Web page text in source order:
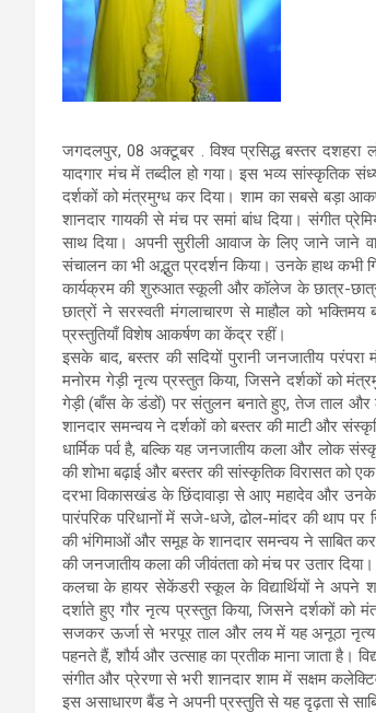
जगदलपुर, 08 अक्टूबर . विश्व प्रसिद्ध बस्तर
यादगार मंच में तब्दील हो गया। इस भव्य सांस्कृतिक
दर्शकों को मंत्रमुग्ध कर दिया। शाम का सबसे बड़ा
शानदार गायकी से मंच पर समां बांध दिया। संगीत
साथ दिया। अपनी सुरीली आवाज के लिए जाने जाने
संचालन का भी अद्भुत प्रदर्शन किया। उनके हाथ
कार्यक्रम की शुरुआत स्कूली और कॉलेज के छात्र-
छात्रों ने सरस्वती मंगलाचारण से माहौल को
प्रस्तुतियाँ विशेष आकर्षण का केंद्र रहीं।
इसके बाद, बस्तर की सदियों पुरानी जनजातीय
मनोरम गेड़ी नृत्य प्रस्तुत किया, जिसने दर्शकों को
गेड़ी (बाँस के डंडों) पर संतुलन बनाते हुए, तेज ताल और
शानदार समन्वय ने दर्शकों को बस्तर की माटी और
धार्मिक पर्व है, बल्कि यह जनजातीय कला और लोक
की शोभा बढ़ाई और बस्तर की सांस्कृतिक विरासत को एक
दरभा विकासखंड के छिंदावाड़ा से आए महादेव और
पारंपरिक परिधानों में सजे-धजे, ढोल-मांदर की थाप
की भंगिमाओं और समूह के शानदार समन्वय ने साबित
की जनजातीय कला की जीवंतता को मंच पर उतार दिया।
कलचा के हायर सेकेंडरी स्कूल के विद्यार्थियों ने अपने
दर्शाते हुए गौर नृत्य प्रस्तुत किया, जिसने दर्शकों को
सजकर ऊर्जा से भरपूर ताल और लय में यह अनूठा नृत्य
पहनते हैं, शौर्य और उत्साह का प्रतीक माना जाता है।
संगीत और प्रेरणा से भरी शानदार शाम में सक्षम
इस असाधारण बैंड ने अपनी प्रस्तुति से यह दृढ़ता से